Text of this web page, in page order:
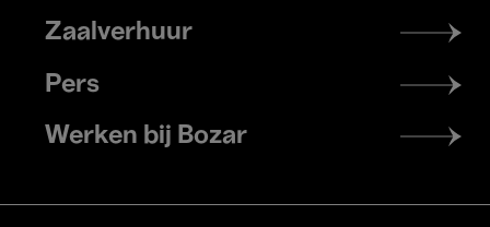
Zaalverhuur
Pers
Werken bij Bozar